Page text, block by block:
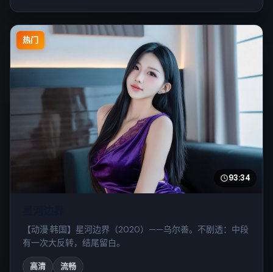
热门
93:34
【动漫·韩国】星河边界（2020）——乌尔善。不剧透：中段
有一次大反转，结尾留白。
高清 流畅